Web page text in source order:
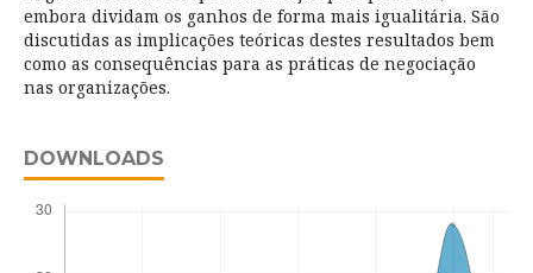
embora dividam os ganhos de forma mais igualitária. São
discutidas as implicações teóricas destes resultados bem
como as consequências para as práticas de negociação
nas organizações.
DOWNLOADS